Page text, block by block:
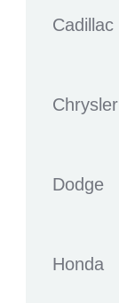
Cadillac
Chrysler
Dodge
Honda